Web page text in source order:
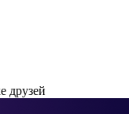
друзей